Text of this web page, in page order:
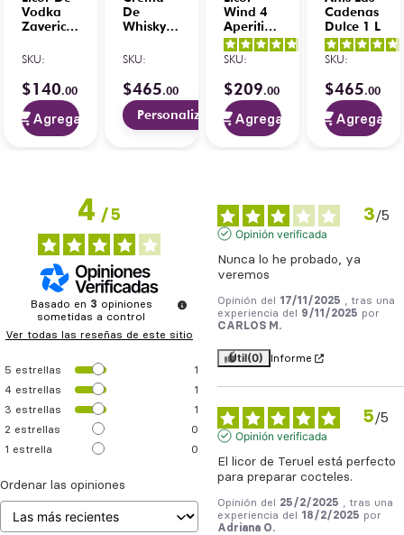
opiniones
Vodka
Zaverich
Verde 1
SKU:
$140.00
Agregar
De
Whisky
700 ml
SKU:
$465.00
Personalizar
Wind 4
Aperitivo
Amargo
750 ml
4.8/ 5-
opiniones
SKU:
$209.00
Agregar
Cadenas
Dulce 1 L
SKU:
$465.00
Agregar
4/5
Basado en 3 opiniones
sometidas a control
Ver todas las reseñas de este sitio
5 estrellas
1
4 estrellas
1
3 estrellas
1
2 estrellas
0
1 estrella 0
Ordenar las opiniones
3/5
Opinión verificada
Nunca lo he probado, ya
veremos
Opinión del 17/11/2025
, tras una
experiencia del
9/11/2025 por
CARLOS M.
Útil(0) Informe
5/5
Opinión verificada
El licor de Teruel está perfecto
para preparar cocteles.
Opinión del 25/2/2025
, tras una
experiencia del
18/2/2025 por
Adriana O.